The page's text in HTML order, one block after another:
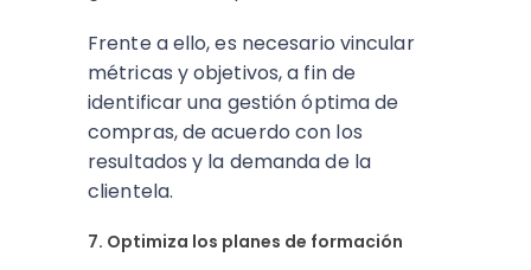
Frente a ello, es necesario vincular
métricas y objetivos, a fin de
identificar una gestión óptima de
compras, de acuerdo con los
resultados y la demanda de la
clientela.
7. Optimiza los planes de formación